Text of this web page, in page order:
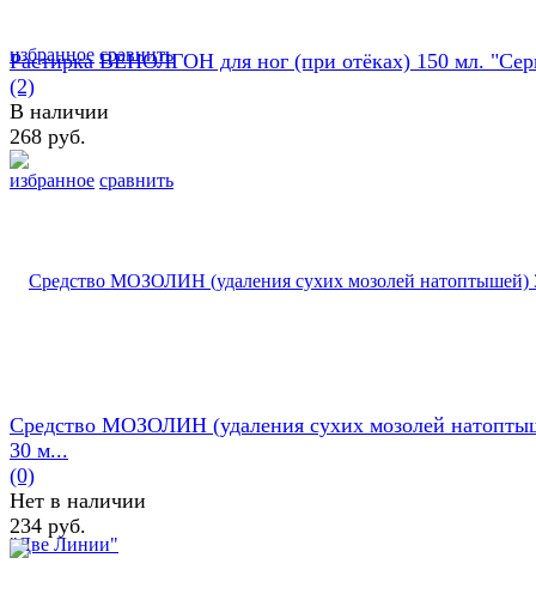
избранное сравнить
избранное сравнить
Растирка ВЕНОЛГОН для ног (при отёках) 150 мл.
(2)
В наличии
268 руб.
Средство МОЗОЛИН (удаления сухих мозолей
30 м...
(0)
Нет в наличии
234 руб.